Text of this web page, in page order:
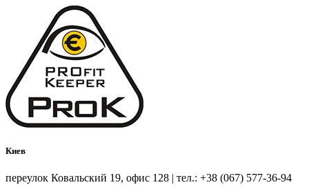
Киев
переулок Ковальский 19, офис 128 | тел.: +38 (067) 577-36-94